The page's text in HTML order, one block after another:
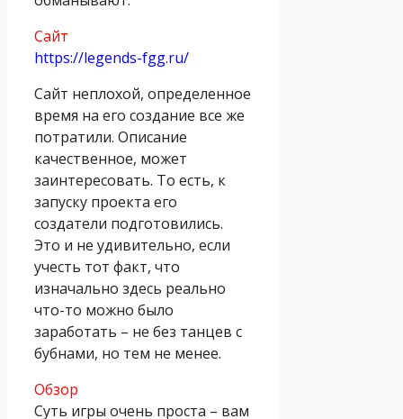
Сайт
https://legends-fgg.ru/
Сайт неплохой, определенное
время на его создание все же
потратили. Описание
качественное, может
заинтересовать. То есть, к
запуску проекта его
создатели подготовились.
Это и не удивительно, если
учесть тот факт, что
изначально здесь реально
что-то можно было
заработать – не без танцев с
бубнами, но тем не менее.
Обзор
Суть игры очень проста – вам